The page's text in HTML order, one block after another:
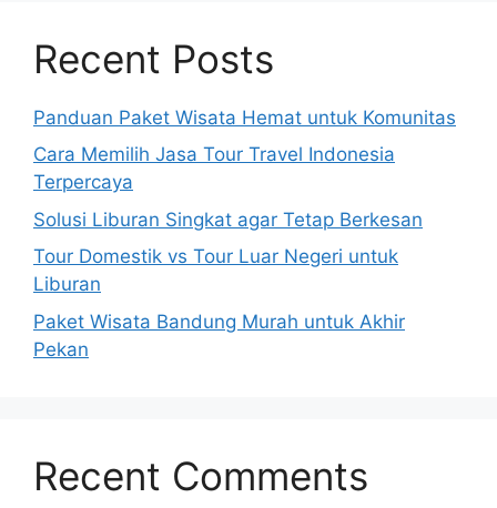
Recent Posts
Panduan Paket Wisata Hemat untuk Komunitas
Cara Memilih Jasa Tour Travel Indonesia
Terpercaya
Solusi Liburan Singkat agar Tetap Berkesan
Tour Domestik vs Tour Luar Negeri untuk
Liburan
Paket Wisata Bandung Murah untuk Akhir
Pekan
Recent Comments